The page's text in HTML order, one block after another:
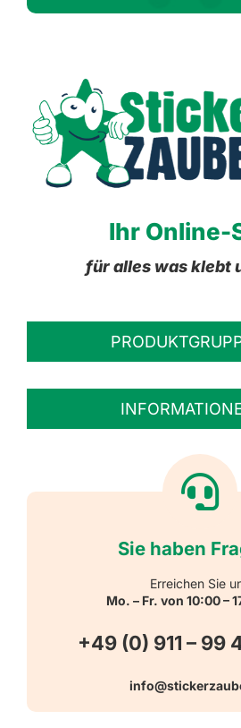
Ihr Online-
für alles was klebt
Personalisierte Aufkleber
Reflektierende Aufkleber
Warn-, Gebots-, Verbots-
Hinweisaufkleber
Versandarten
Sie haben
Erreichen Sie
Mo. – Fr. von 10:00 –
+49 (0) 911 – 99